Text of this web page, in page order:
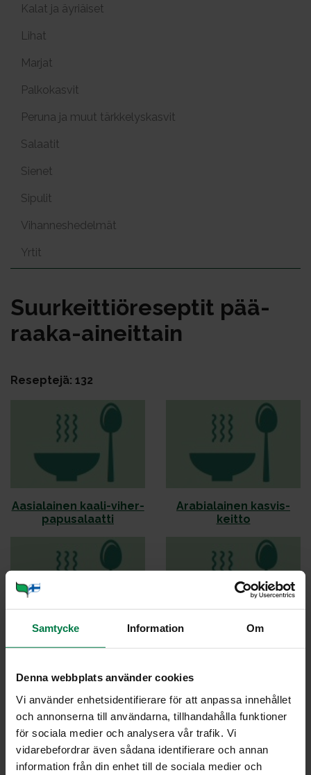
Samtycke Information Om
Denna webbplats använder cookies
Vi använder enhetsidentifierare för att anpassa innehållet
och annonserna till användarna, tillhandahålla funktioner
för sociala medier och analysera vår trafik. Vi
vidarebefordrar även sådana identifierare och annan
information från din enhet till de sociala medier och
Kalat ja äyriäiset
Lihat
Marjat
Palkokasvit
Peruna ja muut tärkkelyskasvit
Salaatit
Sienet
Sipulit
Vihanneshedelmät
Yrtit
Suur­keit­tiö­re­sep­tit pää­
raa­ka-ai­neit­tain
Reseptejä: 132
Aa­sia­lai­nen kaa­li-vi­her­
pa­pu­sa­laat­ti
Ara­bia­lai­nen kas­vis­
keit­to
Broi­le­ri-kas­vis­kiu­saus Ca­jun-pe­ru­nat